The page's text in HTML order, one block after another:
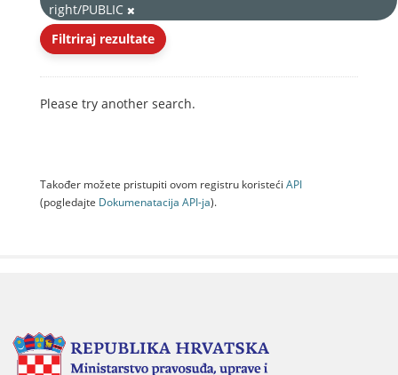
right/PUBLIC
Filtriraj rezultate
Please try another search.
Također možete pristupiti ovom registru koristeći API
(pogledajte Dokumenаtаcijа API-jа).